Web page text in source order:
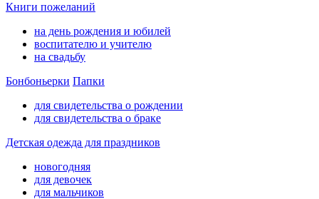
Книги пожеланий
на день рождения и юбилей
воспитателю и учителю
на свадьбу
Бонбоньерки Папки
для свидетельства о рождении
для свидетельства о браке
Детская одежда для праздников
новогодняя
для девочек
для мальчиков